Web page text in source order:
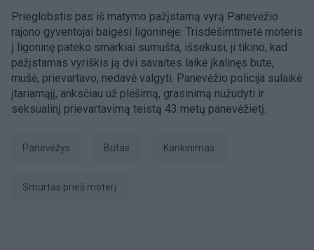
Prieglobstis pas iš matymo pažįstamą vyrą Panevėžio
rajono gyventojai baigėsi ligoninėje. Trisdešimtmetė moteris
į ligoninę pateko smarkiai sumušta, išsekusi, ji tikino, kad
pažįstamas vyriškis ją dvi savaites laikė įkalinęs bute,
mušė, prievartavo, nedavė valgyti. Panevėžio policija sulaikė
įtariamąjį, anksčiau už plėšimą, grasinimą nužudyti ir
seksualinį prievartavimą teistą 43 metų panevėžietį.
Panevėžys Butas kankinimas
smurtas prieš moterį